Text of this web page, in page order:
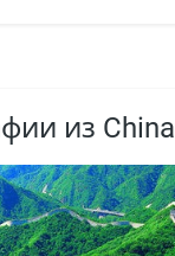
из China